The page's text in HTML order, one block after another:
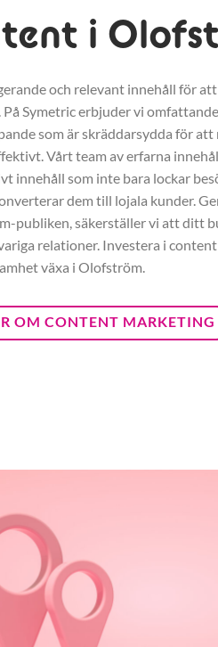
i
och relevant innehåll för
Symetric erbjuder vi
som är skräddarsydda för att
Vårt team av erfarna
innehåll som inte bara lockar
dem till lojala kunder.
publiken, säkerställer vi att ditt
relationer. Investera i
växa i Olofström.
OM CONTENT MARKETING